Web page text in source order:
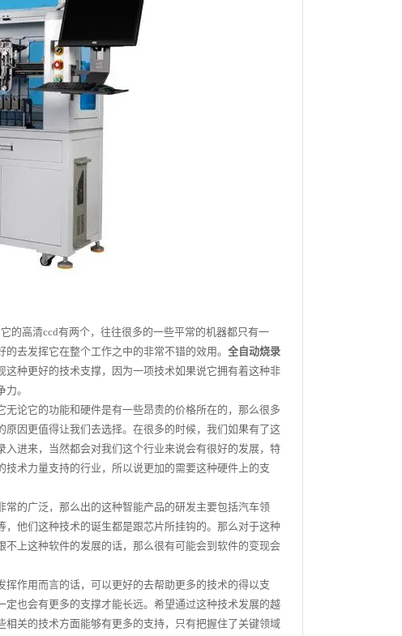
高清ccd有两个，往往很多的一些平常的机器都只有一
去发挥它在整个工作之中的非常不错的效用。 全自动烧录
种更好的技术支撑，因为一项技术如果说它拥有着这种非
。
无论它的功能和硬件是有一些昂贵的价格所在的，那么很多
因更值得让我们去选择。在很多的时候，我们如果有了这
进来，当然都会对我们这个行业来说会有很好的发展，特
术力量支持的行业，所以说更加的需要这种硬件上的支
常的广泛，那么出的这种智能产品的研发主要包括汽车领
他们这种技术的诞生都是跟芯片所挂钩的。那么对于这种
上这种软件的发展的话，那么很有可能会到软件的变现会
作用而言的话，可以更好的去帮助更多的技术的得以支
也会有更多的支撑才能长远。希望通过这种技术发展的越
关的技术方面能够有更多的支持，只有把握住了关键领域